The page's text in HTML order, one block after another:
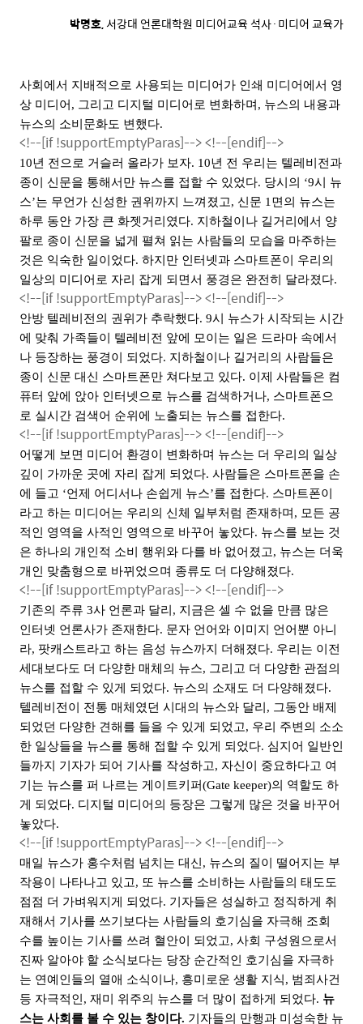
박명호,서강대 언론대학원 미디어교육 석사·미디어 교육가
사회에서 지배적으로 사용되는 미디어가 인쇄 미디어에서 영
상 미디어 , 그리고 디지털 미디어로 변화하며 , 뉴스의 내용과
뉴스의 소비문화도 변했다.
<!--[if !supportEmptyParas]--><!--[endif]-->
10년 전으로 거슬러 올라가 보자. 10년 전 우리는 텔레비전과
종이 신문을 통해서만 뉴스를 접할 수 있었다. 당시의 ‘9시 뉴
스’는 무언가 신성한 권위까지 느껴졌고, 신문 1 면의 뉴스는
하루 동안 가장 큰 화젯거리였다. 지하철이나 길거리에서 양
팔로 종이 신문을 넓게 펼쳐 읽는 사람들의 모습을 마주하는
것은 익숙한 일이었다. 하지만 인터넷과 스마트폰이 우리의
일상의 미디어로 자리 잡게 되면서 풍경은 완전히 달라졌다.
<!--[if !supportEmptyParas]--><!--[endif]-->
안방 텔레비전의 권위가 추락했다. 9시 뉴스가 시작되는 시간
에 맞춰 가족들이 텔레비전 앞에 모이는 일은 드라마 속에서
나 등장하는 풍경이 되었다. 지하철이나 길거리의 사람들은
종이 신문 대신 스마트폰만 쳐다보고 있다. 이제 사람들은 컴
퓨터 앞에 앉아 인터넷으로 뉴스를 검색하거나, 스마트폰으
로 실시간 검색어 순위에 노출되는 뉴스를 접한다.
<!--[if !supportEmptyParas]--><!--[endif]-->
어떻게 보면 미디어 환경이 변화하며 뉴스는 더 우리의 일상
깊이 가까운 곳에 자리 잡게 되었다. 사람들은 스마트폰을 손
에 들고 ‘언제 어디서나 손쉽게 뉴스’를 접한다. 스마트폰이
라고 하는 미디어는 우리의 신체 일부처럼 존재하며 , 모든 공
적인 영역을 사적인 영역으로 바꾸어 놓았다. 뉴스를 보는 것
은 하나의 개인적 소비 행위와 다를 바 없어졌고, 뉴스는 더욱
개인 맞춤형으로 바뀌었으며 종류도 더 다양해졌다.
<!--[if !supportEmptyParas]--><!--[endif]-->
기존의 주류 3사 언론과 달리 , 지금은 셀 수 없을 만큼 많은
인터넷 언론사가 존재한다. 문자 언어와 이미지 언어뿐 아니
라, 팟캐스트라고 하는 음성 뉴스까지 더해졌다. 우리는 이전
세대보다도 더 다양한 매체의 뉴스, 그리고 더 다양한 관점의
뉴스를 접할 수 있게 되었다. 뉴스의 소재도 더 다양해졌다.
텔레비전이 전통 매체였던 시대의 뉴스와 달리 , 그동안 배제
되었던 다양한 견해를 들을 수 있게 되었고, 우리 주변의 소소
한 일상들을 뉴스를 통해 접할 수 있게 되었다. 심지어 일반인
들까지 기자가 되어 기사를 작성하고, 자신이 중요하다고 여
기는 뉴스를 퍼 나르는 게이트키퍼(Gate keeper)의 역할도 하
게 되었다. 디지털 미디어의 등장은 그렇게 많은 것을 바꾸어
놓았다.
<!--[if !supportEmptyParas]--><!--[endif]-->
매일 뉴스가 홍수처럼 넘치는 대신 , 뉴스의 질이 떨어지는 부
작용이 나타나고 있고, 또 뉴스를 소비하는 사람들의 태도도
점점 더 가벼워지게 되었다. 기자들은 성실하고 정직하게 취
재해서 기사를 쓰기보다는 사람들의 호기심을 자극해 조회
수를 높이는 기사를 쓰려 혈안이 되었고, 사회 구성원으로서
진짜 알아야 할 소식보다는 당장 순간적인 호기심을 자극하
는 연예인들의 열애 소식이나, 흥미로운 생활 지식, 범죄사건
등 자극적인 , 재미 위주의 뉴스를 더 많이 접하게 되었다. 뉴
스는 사회를 볼 수 있는 창이다. 기자들의 만행과 미성숙한 뉴